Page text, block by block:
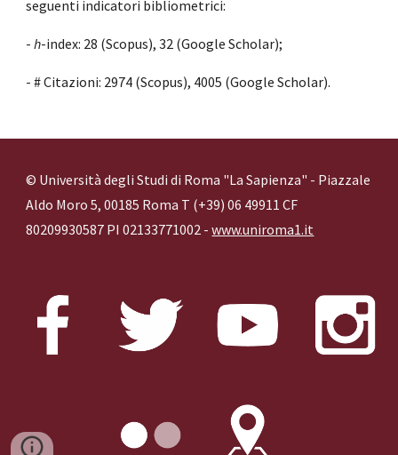
seguenti indicatori bibliometrici:
-h-index: 28 (Scopus),32 (Google Scholar);
- # Citazioni: 2974 (Scopus), 4005 (Google Scholar).
© Università degli Studi di Roma "La Sapienza" - Piazzale
Aldo Moro 5, 00185 Roma T (+39) 06 49911 CF
80209930587 PI 02133771002 -www.uniroma1.it